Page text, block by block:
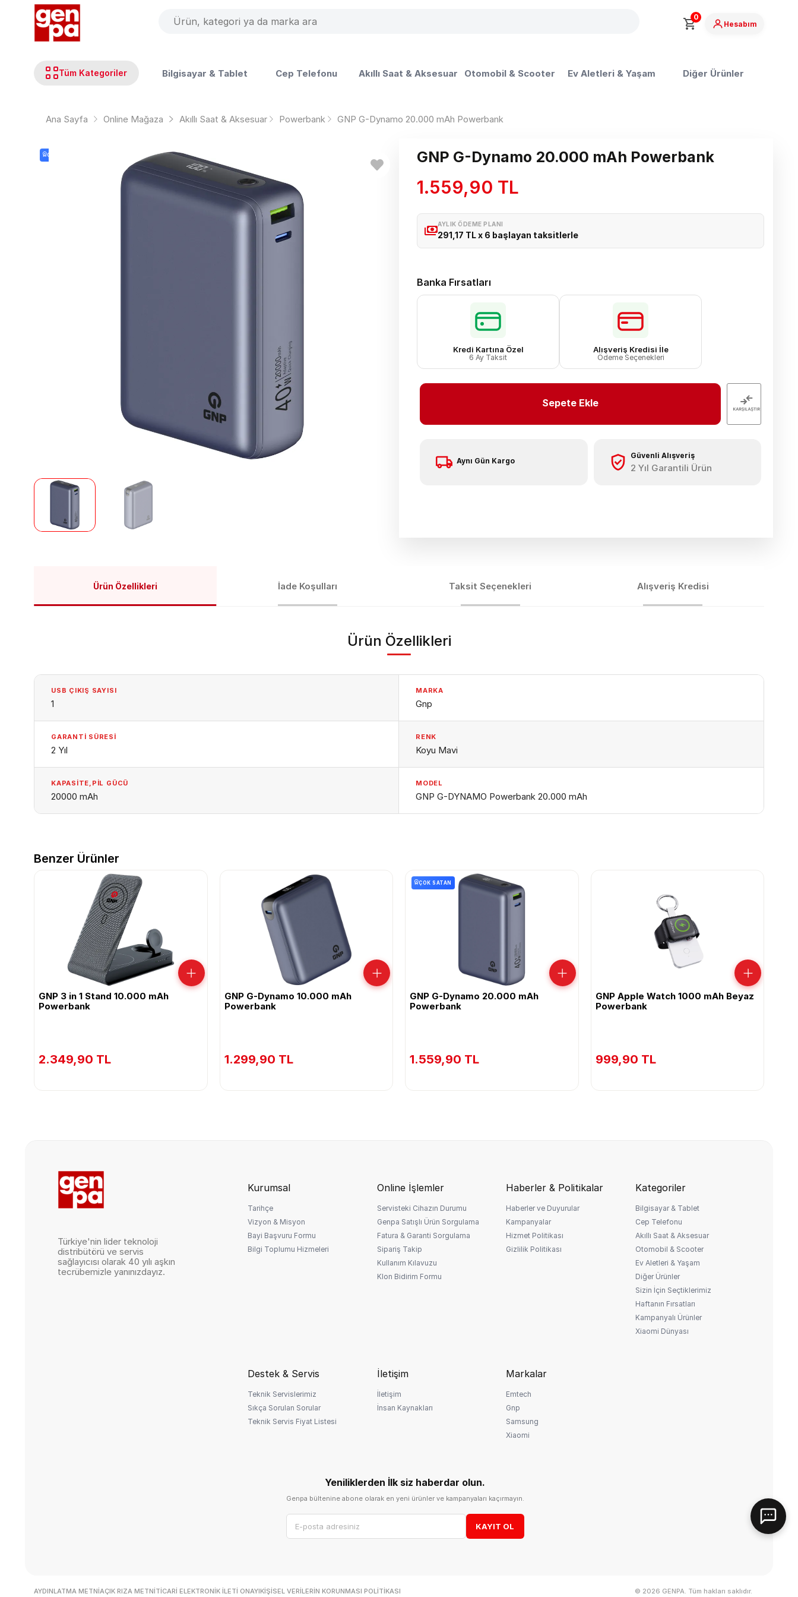
0
Hesabım
Tüm Kategoriler Bilgisayar & Tablet Cep Telefonu Akıllı Saat & Aksesuar Otomobil & Scooter Ev Aletleri & Yaşam Diğer Ürünler
Ana Sayfa Online Mağaza Akıllı Saat & Aksesuar Powerbank GNP G-Dynamo 20.000 mAh Powerbank
ÇOK SATAN GNP G-Dynamo 20.000 mAh Powerbank
1.559,90 TL
AYLIK ÖDEME PLANI
291,17 TL x 6 başlayan taksitlerle
Banka Fırsatları
Kredi Kartına Özel
6 Ay Taksit
Alışveriş Kredisi İle
Ödeme Seçenekleri
Sepete Ekle
Aynı Gün Kargo
Güvenli Alışveriş
2 Yıl Garantili Ürün
Ürün Özellikleri İade Koşulları Taksit Seçenekleri Alışveriş Kredisi
Ürün Özellikleri
USB ÇIKIŞ SAYISI
1
MARKA
Gnp
GARANTI SÜRESI
2 Yıl
RENK
Koyu Mavi
KAPASITE,PIL GÜCÜ
20000 mAh
MODEL
GNP G-DYNAMO Powerbank 20.000 mAh
Benzer Ürünler
GNP 3 in 1 Stand 10.000 mAh
Powerbank
2.349,90 TL
GNP G-Dynamo 10.000 mAh
Powerbank
1.299,90 TL
ÇOK SATAN
GNP G-Dynamo 20.000 mAh
Powerbank
1.559,90 TL
GNP Apple Watch 1000 mAh Beyaz
Powerbank
999,90 TL
Türkiye'nin lider teknoloji
distribütörü ve servis
sağlayıcısı olarak 40 yılı aşkın
tecrübemizle yanınızdayız.
Kurumsal
Tarihçe
Vizyon & Misyon
Bayi Başvuru Formu
Bilgi Toplumu Hizmeleri
Online İşlemler
Servisteki Cihazın Durumu
Genpa Satışlı Ürün Sorgulama
Fatura & Garanti Sorgulama
Sipariş Takip
Kullanım Kılavuzu
Klon Bidirim Formu
Haberler & Politikalar
Haberler ve Duyurular
Kampanyalar
Hizmet Politikası
Gizlilik Politikası
Kategoriler
Bilgisayar & Tablet
Cep Telefonu
Akıllı Saat & Aksesuar
Otomobil & Scooter
Ev Aletleri & Yaşam
Diğer Ürünler
Sizin İçin Seçtiklerimiz
Haftanın Fırsatları
Kampanyalı Ürünler
Xiaomi Dünyası
Destek & Servis
Teknik Servislerimiz
Sıkça Sorulan Sorular
Teknik Servis Fiyat Listesi
İletişim
İletişim
İnsan Kaynakları
Markalar
Emtech
Gnp
Samsung
Xiaomi
Yeniliklerden İlk siz haberdar olun.
Genpa bültenine abone olarak en yeni ürünler ve kampanyaları kaçırmayın.
KAYIT OL
AYDINLATMA METNIAÇIK RIZA METNITICARI ELEKTRONIK İLETI ONAYIKIŞISEL VERILERIN KORUNMASI POLITIKASI © 2026 GENPA. Tüm hakları saklıdır.